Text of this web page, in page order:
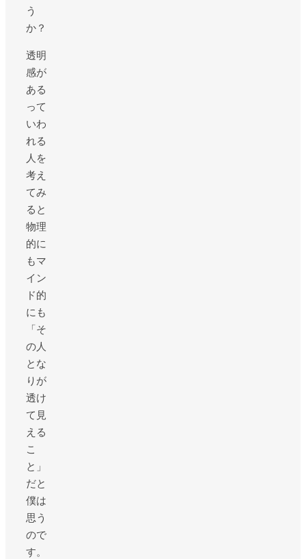
う
か？
透明
感が
ある
って
いわ
れる
人を
考え
てみ
ると
物理
的に
もマ
イン
ド的
にも
「そ
の人
とな
りが
透け
て見
える
こ
と」
だと
僕は
思う
ので
す。